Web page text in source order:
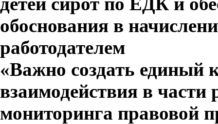
обоснования в
работодателем
«Важно создать единый
взаимодействия в части
мониторинга правовой